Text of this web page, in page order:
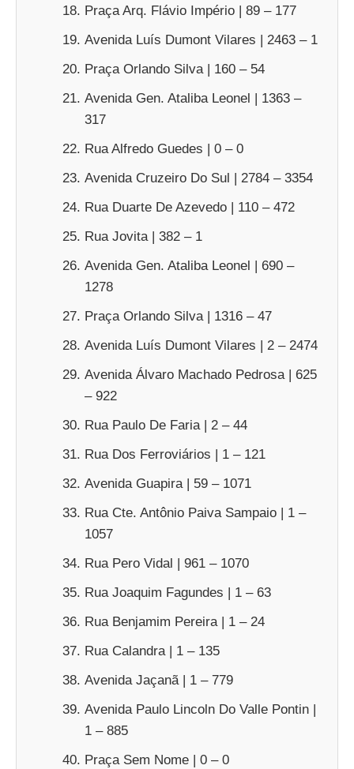
Praça Arq. Flávio Império | 89 – 177
Avenida Luís Dumont Vilares | 2463 – 1
Praça Orlando Silva | 160 – 54
Avenida Gen. Ataliba Leonel | 1363 –
317
Rua Alfredo Guedes | 0 – 0
Avenida Cruzeiro Do Sul | 2784 – 3354
Rua Duarte De Azevedo | 110 – 472
Rua Jovita | 382 – 1
Avenida Gen. Ataliba Leonel | 690 –
1278
Praça Orlando Silva | 1316 – 47
Avenida Luís Dumont Vilares | 2 – 2474
Avenida Álvaro Machado Pedrosa | 625
– 922
Rua Paulo De Faria | 2 – 44
Rua Dos Ferroviários | 1 – 121
Avenida Guapira | 59 – 1071
Rua Cte. Antônio Paiva Sampaio | 1 –
1057
Rua Pero Vidal | 961 – 1070
Rua Joaquim Fagundes | 1 – 63
Rua Benjamim Pereira | 1 – 24
Rua Calandra | 1 – 135
Avenida Jaçanã | 1 – 779
Avenida Paulo Lincoln Do Valle Pontin |
1 – 885
Praça Sem Nome | 0 – 0